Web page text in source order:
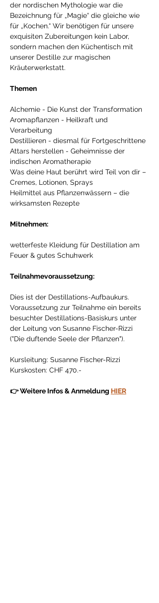
der nordischen Mythologie war die
Bezeichnung für „Magie“ die gleiche wie
für „Kochen.“ Wir benötigen für unsere
exquisiten Zubereitungen kein Labor,
sondern machen den Küchentisch mit
unserer Destille zur magischen
Kräuterwerkstatt.
Themen
Alchemie - Die Kunst der Transformation
Aromapflanzen - Heilkraft und
Verarbeitung
Destillieren - diesmal für Fortgeschrittene
Attars herstellen - Geheimnisse der
indischen Aromatherapie
Was deine Haut berührt wird Teil von dir –
Cremes, Lotionen, Sprays
Heilmittel aus Pflanzenwässern – die
wirksamsten Rezepte
Mitnehmen:
wetterfeste Kleidung für Destillation am
Feuer & gutes Schuhwerk
Teilnahmevoraussetzung:
Dies ist der Destillations-Aufbaukurs.
Voraussetzung zur Teilnahme ein bereits
besuchter Destillations-Basiskurs unter
der Leitung von Susanne Fischer-Rizzi
("Die duftende Seele der Pflanzen").
Kursleitung: Susanne Fischer-Rizzi
Kurskosten: CHF 470.-
👉 Weitere Infos & Anmeldung HIER